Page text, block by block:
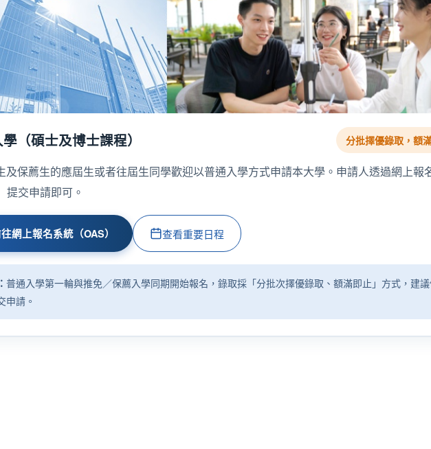
（碩士及博士課程） 分批擇優錄取，額
及保薦生的應屆生或者往屆生同學歡迎以普通入學方式申請本大學。申請人透過網上報
提交申請即可。
網上報名系統（OAS） 查看重要日程
普通入學第一輪與推免／保薦入學同期開始報名，錄取採「分批次擇優錄取、額滿即止」方式，建
申請。